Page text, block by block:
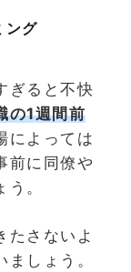
ング
ぎると不快
の1週間前
によっては
前に同僚や
。
たさないよ
しょう。